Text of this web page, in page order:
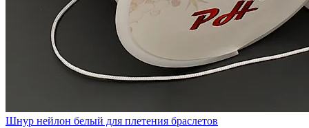
Шнур нейлон белый для плетения браслетов